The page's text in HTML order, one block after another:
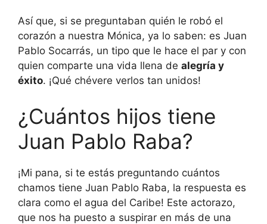
Así que, si se preguntaban quién le robó el
corazón a nuestra Mónica, ya lo saben: es Juan
Pablo Socarrás, un tipo que le hace el par y con
quien comparte una vida llena de alegría y
éxito. ¡Qué chévere verlos tan unidos!
¿Cuántos hijos tiene
Juan Pablo Raba?
¡Mi pana, si te estás preguntando cuántos
chamos tiene Juan Pablo Raba, la respuesta es
clara como el agua del Caribe! Este actorazo,
que nos ha puesto a suspirar en más de una